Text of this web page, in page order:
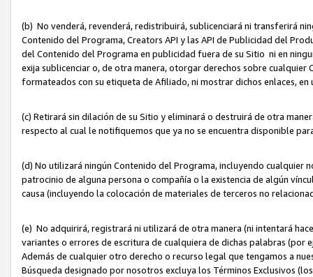
(b) No venderá, revenderá, redistribuirá, sublicenciará ni transferirá
Contenido del Programa, Creators API y las API de Publicidad del
del Contenido del Programa en publicidad fuera de su Sitio ni en
exija sublicenciar o, de otra manera, otorgar derechos sobre
formateados con su etiqueta de Afiliado, ni mostrar dichos enlaces,
(c) Retirará sin dilación de su Sitio y eliminará o destruirá de otra
respecto al cual le notifiquemos que ya no se encuentra disponible
(d) No utilizará ningún Contenido del Programa, incluyendo cualquier
patrocinio de alguna persona o compañía o la existencia de algún
causa (incluyendo la colocación de materiales de terceros no
(e) No adquirirá, registrará ni utilizará de otra manera (ni intentará
variantes o errores de escritura de cualquiera de dichas palabras (por
Además de cualquier otro derecho o recurso legal que tengamos a
Búsqueda designado por nosotros excluya los Términos Exclusivos